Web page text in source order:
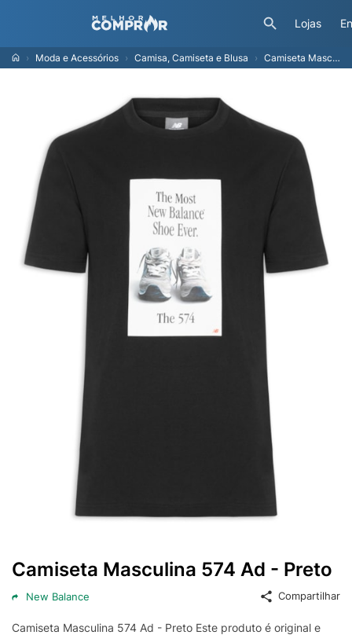
Lojas
Moda e Acessórios Camisa, Camiseta e Blusa Camiseta Masculina 574 Ad - Preto
Camiseta Masculina 574 Ad - Preto
New Balance Compartilhar
Camiseta Masculina 574 Ad - Preto Este produto é original e